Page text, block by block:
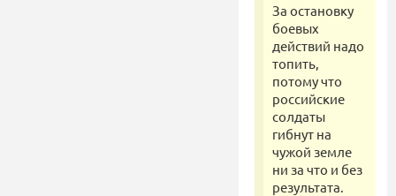
За остановку
боевых
действий надо
топить,
потому что
российские
солдаты
гибнут на
чужой земле
ни за что и без
результата.